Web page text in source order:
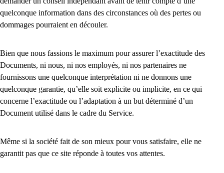
quelconque information dans des circonstances où des pertes ou
dommages pourraient en découler.
Bien que nous fassions le maximum pour assurer l’exactitude des
Documents, ni nous, ni nos employés, ni nos partenaires ne
fournissons une quelconque interprétation ni ne donnons une
quelconque garantie, qu’elle soit explicite ou implicite, en ce qui
concerne l’exactitude ou l’adaptation à un but déterminé d’un
Document utilisé dans le cadre du Service.
Même si la société fait de son mieux pour vous satisfaire, elle ne
garantit pas que ce site réponde à toutes vos attentes.